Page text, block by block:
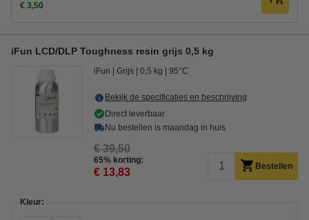
€ 3,50
iFun LCD/DLP Toughness resin grijs 0,5 kg
iFun Grijs 0,5 kg 95°C
Bekijk de specificaties en beschrijving
Direct leverbaar
Nu bestellen is maandag in huis
€ 39,50
65% korting:
€ 13,83 Bestellen
Kleur: